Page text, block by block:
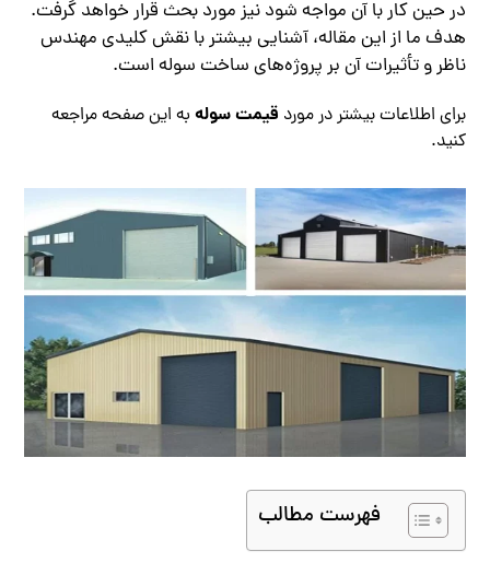
در حین کار با آن مواجه شود نیز مورد بحث قرار خواهد گرفت.
هدف ما از این مقاله، آشنایی بیشتر با نقش کلیدی مهندس
ناظر و تأثیرات آن بر پروژه‌های ساخت سوله است.
برای اطلاعات بیشتر در مورد قیمت سوله به این صفحه مراجعه
کنید.
فهرست مطالب